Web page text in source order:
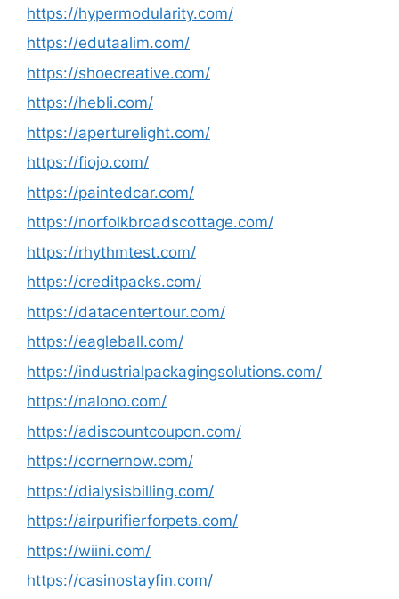
https://hypermodularity.com/
https://edutaalim.com/
https://shoecreative.com/
https://hebli.com/
https://aperturelight.com/
https://fiojo.com/
https://paintedcar.com/
https://norfolkbroadscottage.com/
https://rhythmtest.com/
https://creditpacks.com/
https://datacentertour.com/
https://eagleball.com/
https://industrialpackagingsolutions.com/
https://nalono.com/
https://adiscountcoupon.com/
https://cornernow.com/
https://dialysisbilling.com/
https://airpurifierforpets.com/
https://wiini.com/
https://casinostayfin.com/